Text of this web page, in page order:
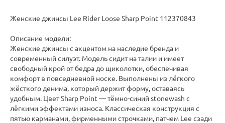
Женские джинсы Lee Rider Loose Sharp Point 112370843
Описание модели:
Женские джинсы с акцентом на наследие бренда и
современный силуэт. Модель сидит на талии и имеет
свободный крой от бедра до щиколотки, обеспечивая
комфорт в повседневной носке. Выполнены из лёгкого
жёсткого денима, который держит форму, оставаясь
удобным. Цвет Sharp Point — тёмно-синий stonewash с
лёгкими эффектами износа. Классическая конструкция с
пятью карманами, фирменными строчками, патчем Lee сзади